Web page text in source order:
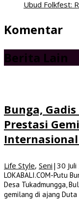
Ubud Folkfest:
Komentar
Berita Lain
Bunga,
Prestasi
Life Style, Seni | 30
LOKABALI.COM-Putu
Desa Tukadmungga,
gemilang di ajang